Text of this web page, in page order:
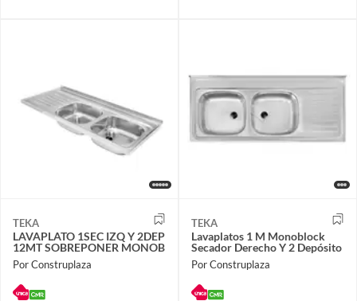
TEKA
LAVAPLATO 1SEC IZQ Y 2DEP
12MT SOBREPONER MONOB
Por Construplaza
TEKA
Lavaplatos 1 M Monoblock
Secador Derecho Y 2 Depósito
Por Construplaza